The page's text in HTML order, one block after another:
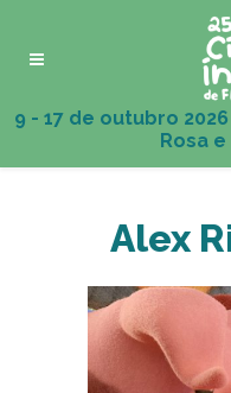
Alex